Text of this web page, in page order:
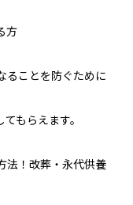
方
ることを防ぐために
もらえます。
法！改葬・永代供養